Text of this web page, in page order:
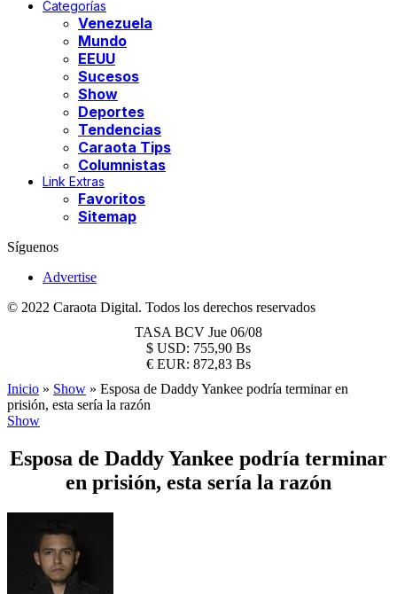
Categorías
Venezuela
Mundo
EEUU
Sucesos
Show
Deportes
Tendencias
Caraota Tips
Columnistas
Link Extras
Favoritos
Sitemap
Síguenos
Advertise
© 2022 Caraota Digital. Todos los derechos reservados
TASA BCV Jue 06/08
$ USD: 755,90 Bs
€ EUR: 872,83 Bs
Inicio » Show » Esposa de Daddy Yankee podría terminar en
prisión, esta sería la razón
Show
Esposa de Daddy Yankee podría terminar
en prisión, esta sería la razón